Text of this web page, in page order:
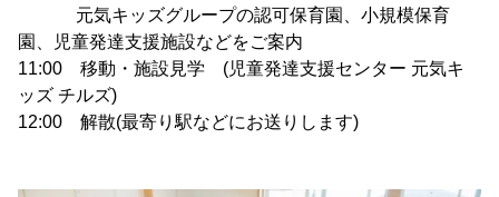
元気キッズグループの認可保育園、小規模保育
園、児童発達支援施設などをご案内
11:00 移動・施設見学 (児童発達支援センター 元気キ
ッズ チルズ)
12:00 解散(最寄り駅などにお送りします)